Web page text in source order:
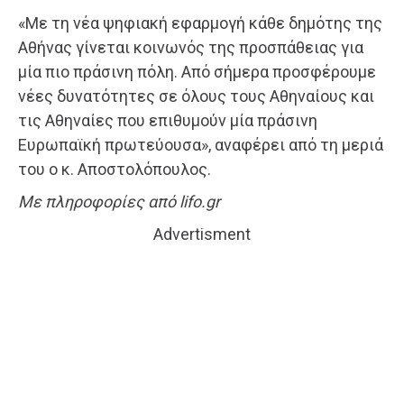
«Με τη νέα ψηφιακή εφαρμογή κάθε δημότης της
Αθήνας γίνεται κοινωνός της προσπάθειας για
μία πιο πράσινη πόλη. Από σήμερα προσφέρουμε
νέες δυνατότητες σε όλους τους Αθηναίους και
τις Αθηναίες που επιθυμούν μία πράσινη
Ευρωπαϊκή πρωτεύουσα», αναφέρει από τη μεριά
του ο κ. Αποστολόπουλος.
Με πληροφορίες από lifo.gr
Advertisment